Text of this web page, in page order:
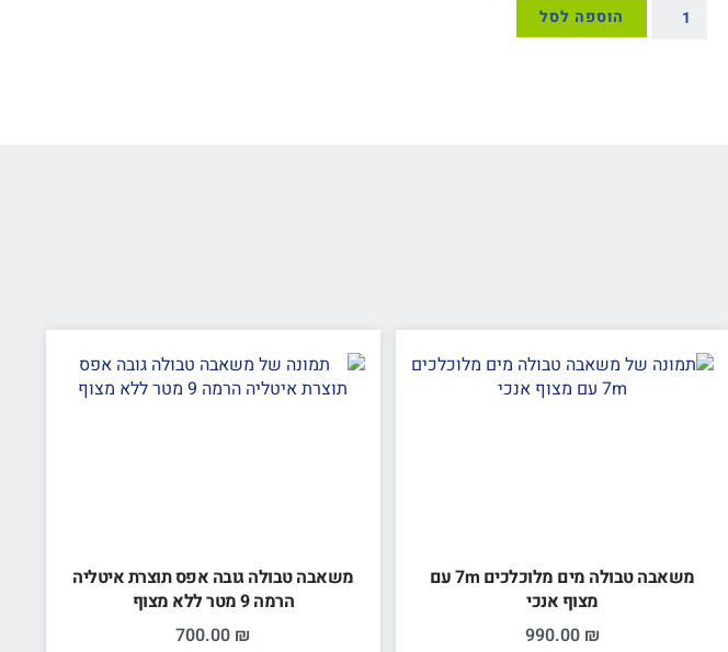
הוספה לסל
משאבה טבולה מים מלוכלכים 7m עם
מצוף אנכי
990.00 ₪
משאבה טבולה גובה אפס תוצרת איטליה
הרמה 9 מטר ללא מצוף
700.00 ₪